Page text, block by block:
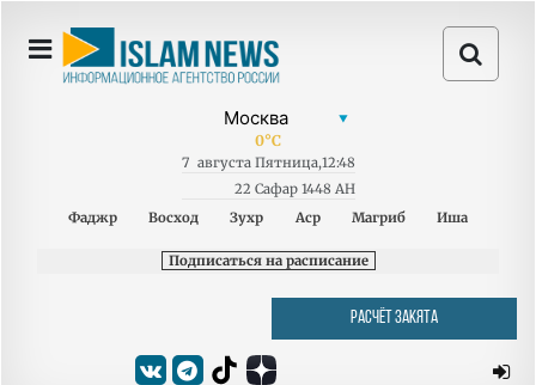
0°C
7 августа Пятница,12:48
22 Сафар 1448 AH
Фаджр
Восход Зухр Аср Магриб Иша
Подписаться на расписание
РАСЧЁТ ЗАКЯТА